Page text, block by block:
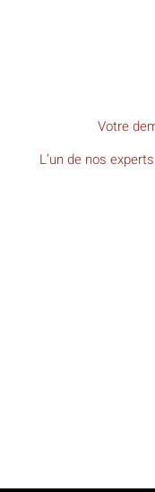
Votre
L’un de nos